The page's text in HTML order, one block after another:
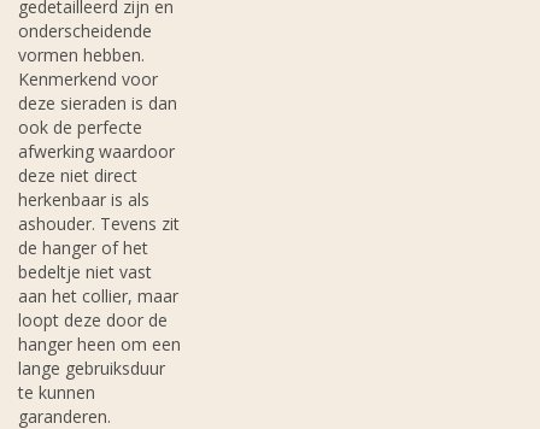
gedetailleerd zijn en
onderscheidende
vormen hebben.
Kenmerkend voor
deze sieraden is dan
ook de perfecte
afwerking waardoor
deze niet direct
herkenbaar is als
ashouder. Tevens zit
de hanger of het
bedeltje niet vast
aan het collier, maar
loopt deze door de
hanger heen om een
lange gebruiksduur
te kunnen
garanderen.